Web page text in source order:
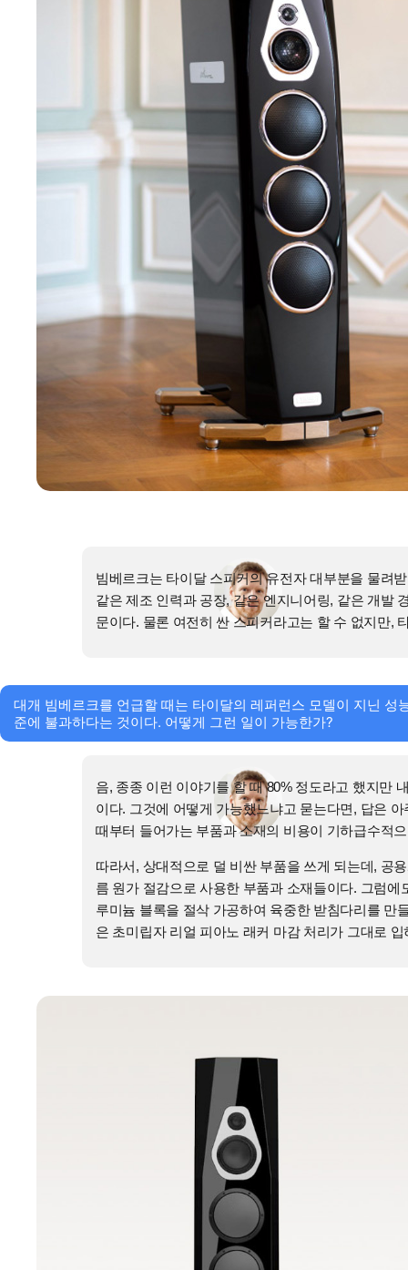
빔베르크는 타이달 스피커의 유전자 대부분을 물려
같은 제조 인력과 공장, 같은 엔지니어링, 같은 개발
문이다. 물론 여전히 싼 스피커라고는 할 수 없지만,
대개 빔베르크를 언급할 때는 타이달의 레퍼런스 모델이 지닌
준에 불과하다는 것이다. 어떻게 그런 일이 가능한가?
음, 종종 이런 이야기를 할 때 80% 정도라고 했지만
이다. 그것에 어떻게 가능했느냐고 묻는다면, 답은
때부터 들어가는 부품과 소재의 비용이 기하급수적
따라서, 상대적으로 덜 비싼 부품을 쓰게 되는데, 공
름 원가 절감으로 사용한 부품과 소재들이다. 그럼
루미늄 블록을 절삭 가공하여 육중한 받침다리를 만
은 초미립자 리얼 피아노 래커 마감 처리가 그대로 입